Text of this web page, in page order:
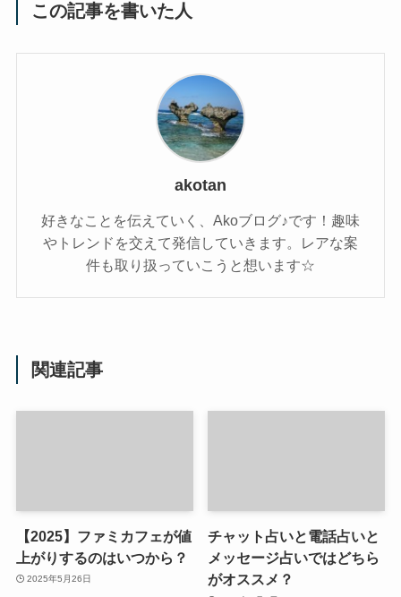
この記事を書いた人
akotan
好きなことを伝えていく、Akoブログ♪です！趣味
やトレンドを交えて発信していきます。レアな案
件も取り扱っていこうと想います☆
関連記事
【2025】ファミカフェが値
上がりするのはいつから？
2025年5月26日
チャット占いと電話占いと
メッセージ占いではどちら
がオススメ？